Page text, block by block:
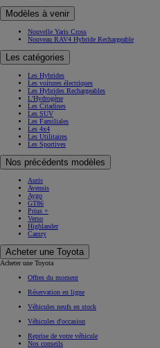
Modèles à venir
Nouvelle Yaris Cross
Nouveau RAV4 Hybride Rechargeable
Les catégories
Les Hybrides
Les voitures électriques
Les Hybrides Rechargeables
L'Hydrogène
Les Citadines
Les SUV
Les Familiales
Les 4x4
Les Utilitaires
Les Sportives
Nos précédents modèles
Auris
Avensis
Aygo
GT86
Prius +
Verso
Highlander
Camry
Acheter une Toyota
Acheter une Toyota
Offres du moment
Réservation en ligne
Véhicules neufs en stock
Véhicules d'occasion
Reprise de votre véhicule
Nos conseils